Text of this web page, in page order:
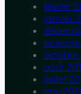
février
janvier
octobre
août
juillet
mai